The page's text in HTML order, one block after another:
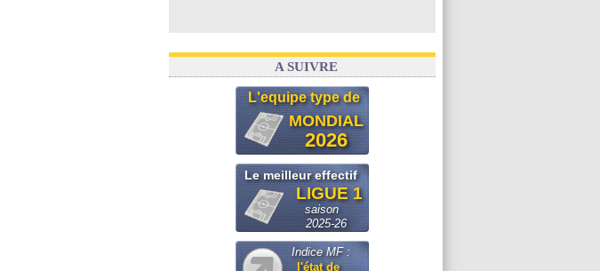
A SUIVRE
L'equipe type de
MONDIAL
2026
Le meilleur effectif
LIGUE 1
saison
2025-26
Indice MF :
l'état de